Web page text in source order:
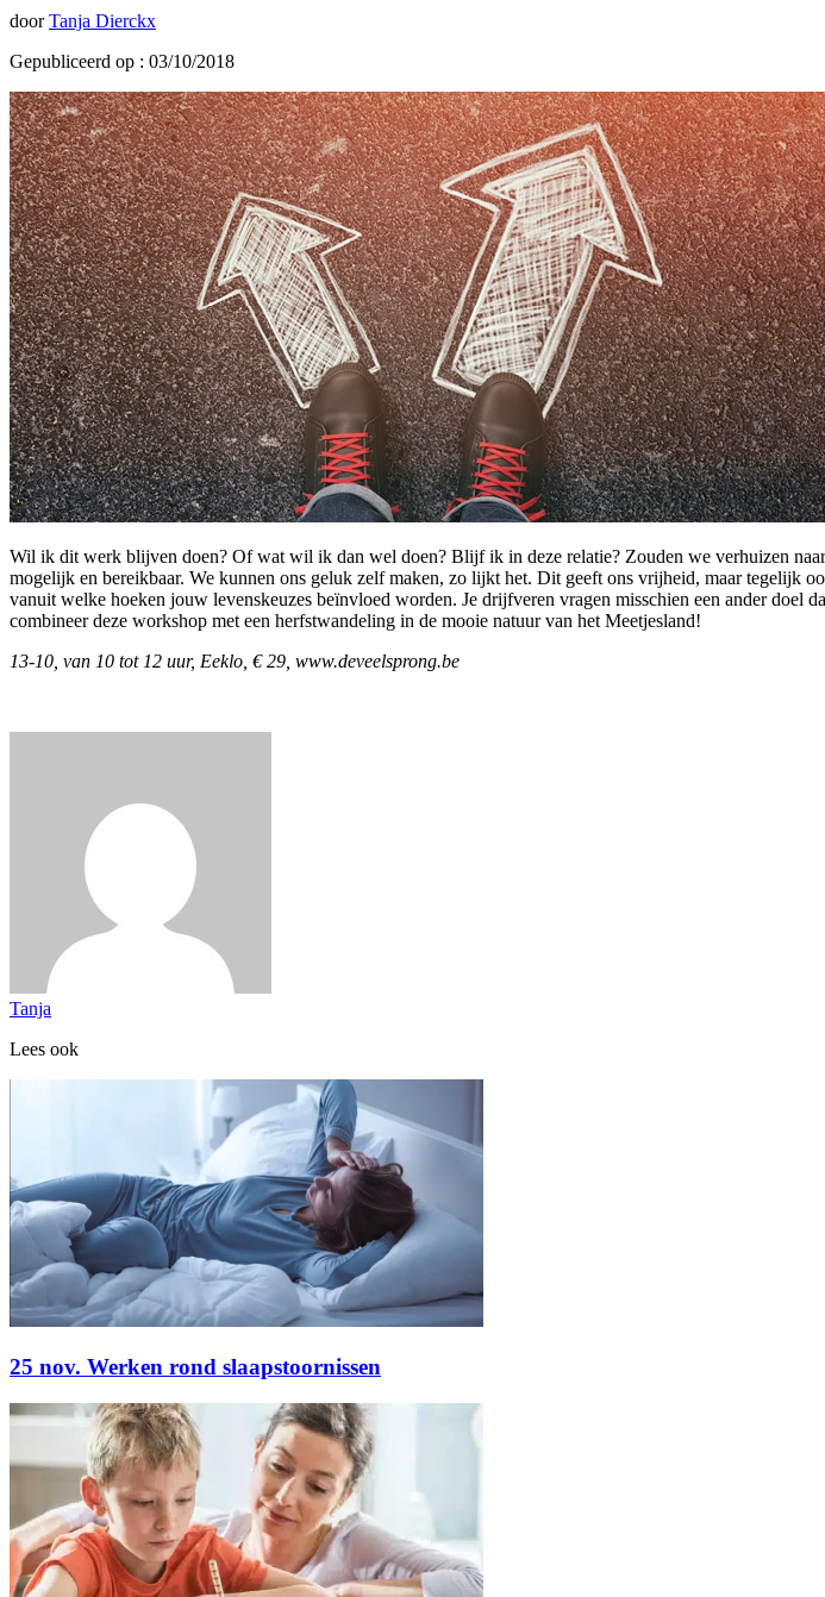
door Tanja Dierckx
Gepubliceerd op : 03/10/2018
Wil ik dit werk blijven doen? Of wat wil ik dan wel doen? Blijf ik in deze relatie? Zouden we verhuizen
mogelijk en bereikbaar. We kunnen ons geluk zelf maken, zo lijkt het. Dit geeft ons vrijheid, maar tegelijk
vanuit welke hoeken jouw levenskeuzes beïnvloed worden. Je drijfveren vragen misschien een ander doel
combineer deze workshop met een herfstwandeling in de mooie natuur van het Meetjesland!
13-10, van 10 tot 12 uur, Eeklo, € 29, www.deveelsprong.be
Tanja
Lees ook
25 nov. Werken rond slaapstoornissen